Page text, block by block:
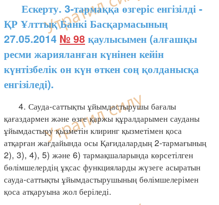
Ескерту. 3-тармаққа өзгеріс енгізілді -
ҚР Ұлттық Банкі Басқармасының
27.05.2014 № 98 қаулысымен (алғашқы
ресми жарияланған күнінен кейін
күнтізбелік он күн өткен соң қолданысқа
енгізіледі).
4. Сауда-саттықты ұйымдастырушы бағалы
қағаздармен және өзге қаржы құралдарымен сауданы
ұйымдастыру қызметін клиринг қызметімен қоса
атқарған жағдайында осы Қағидалардың 2-тармағының
2), 3), 4), 5) және 6) тармақшаларында көрсетілген
бөлімшелердің ұқсас функцияларды жүзеге асыратын
сауда-саттықты ұйымдастырушының бөлімшелерімен
қоса атқаруына жол беріледі.